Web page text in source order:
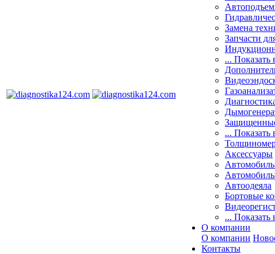
Замена
Запчасти
... Показать
... Показать
Аксессуары
Автоодеяла
Бортовые
... Показать
О компании
О компании
Контакты